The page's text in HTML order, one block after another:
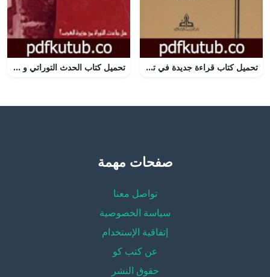
تحميل كتاب قراءة جديدة في تاريخ المغرب العربي – الجزء الثاني PDF تأليف عبد الكريم غلاب مجانا [كامل] تحميل كتاب الحدث التوراتي و الشرق الادنى القديم PDF تأليف فراس السواح مجانا [كامل]
صفحات مهمة
تواصل معنا
سياسة الخصوصية
إتفاقية الإستخدام
عن كتب كو
حقوق النشر